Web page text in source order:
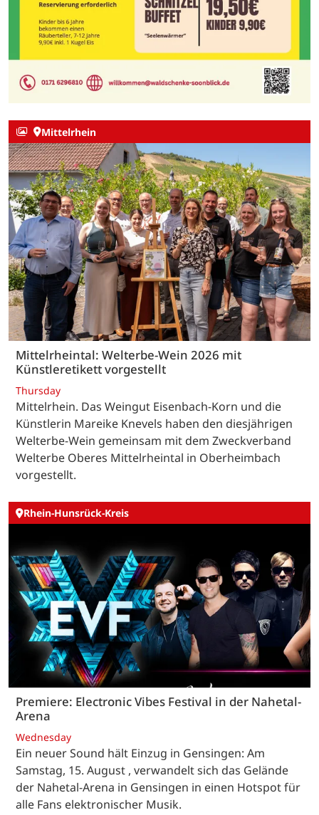
Mittelrhein
Mittelrheintal: Welterbe-Wein 2026 mit
Künstleretikett vorgestellt
Thursday
Mittelrhein. Das Weingut Eisenbach-Korn und die
Künstlerin Mareike Knevels haben den diesjährigen
Welterbe-Wein gemeinsam mit dem Zweckverband
Welterbe Oberes Mittelrheintal in Oberheimbach
vorgestellt.
Rhein-Hunsrück-Kreis
Premiere: Electronic Vibes Festival in der Nahetal-
Arena
Wednesday
Ein neuer Sound hält Einzug in Gensingen: Am
Samstag, 15. August , verwandelt sich das Gelände
der Nahetal-Arena in Gensingen in einen Hotspot für
alle Fans elektronischer Musik.